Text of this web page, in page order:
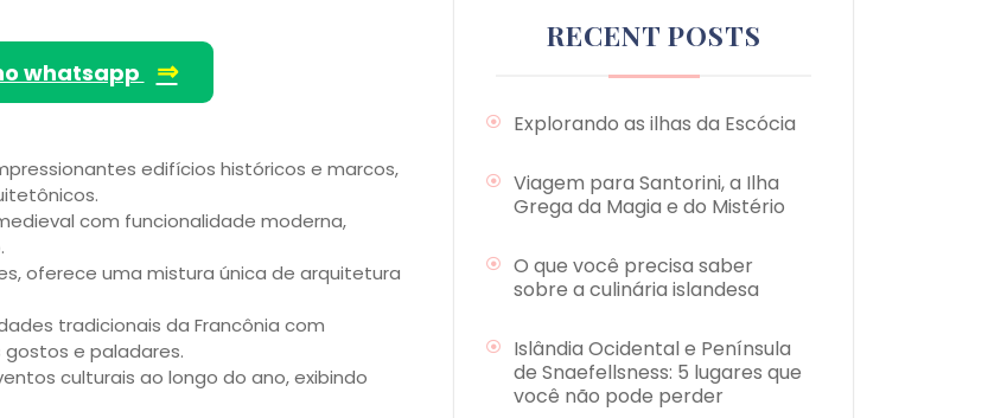
whatsapp ⇒
edifícios históricos e marcos,
com funcionalidade moderna,
oferece uma mistura única de arquitetura
tradicionais da Francônia com
e paladares.
culturais ao longo do ano, exibindo
RECENT POSTS
Explorando as ilhas da Escócia
Viagem para Santorini, a Ilha
Grega da Magia e do Mistério
O que você precisa saber
sobre a culinária islandesa
Islândia Ocidental e Península
de Snaefellsness: 5 lugares que
você não pode perder